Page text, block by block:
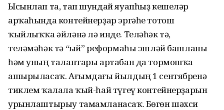
Ысынлап та, тап шундай яуапһыҙ кешеләр
арҡаһында контейнерҙар эргәһе тотош
ҡыйлыҡҡа әйләнә лә инде. Теләһәк тә,
теләмәһәк тә “Ҡый” реформаһы эшләй башланы
һәм уның талаптары артабан да тормошҡа
ашырыласаҡ. Ағымдағы йылдың 1 сентябренә
тиклем ҡалала ҡый-һай түгеү контейнерҙарын
урынлаштырыу тамамланасаҡ. Бөгөн шәхси